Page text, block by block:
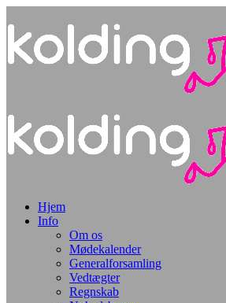
Hjem
Info
Om os
Mødekalender
Generalforsamling
Vedtægter
Regnskab